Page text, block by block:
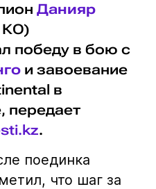
Данияр
КО)
победу в бою с
и завоевание
в
передает
.
поединка
что шаг за